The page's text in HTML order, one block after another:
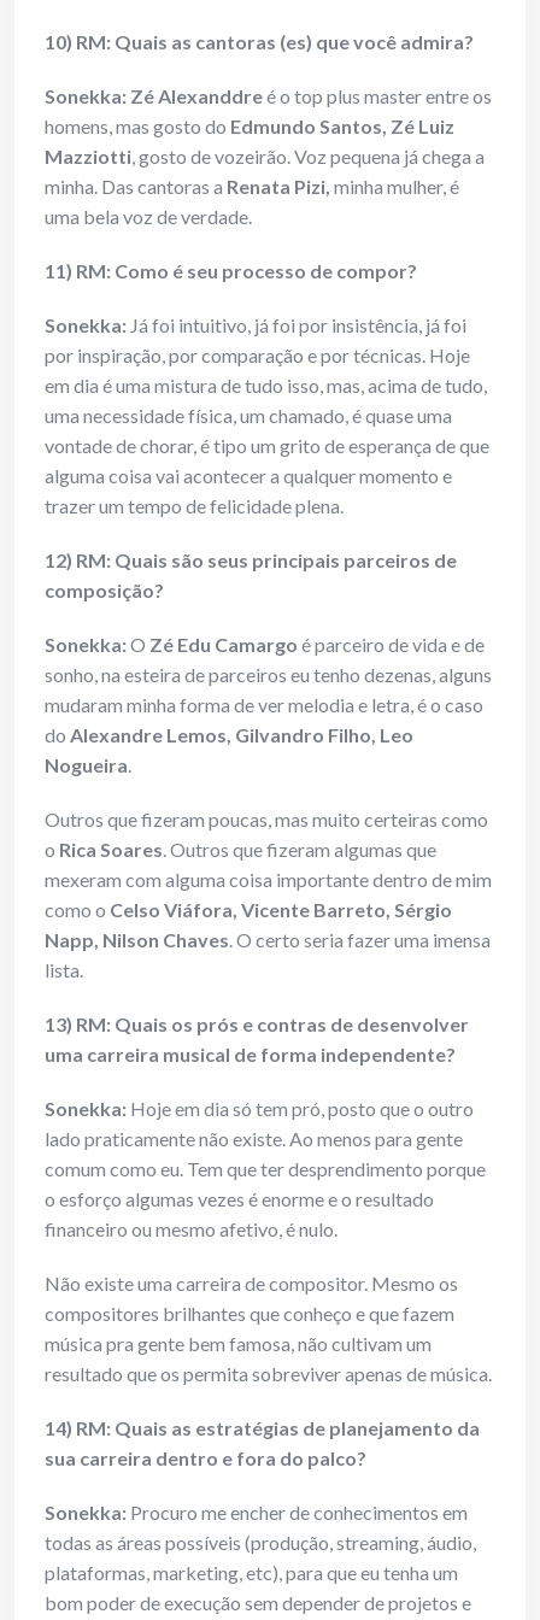
10) RM: Quais as cantoras (es) que você admira?
Sonekka: Zé Alexanddreé o top plus master entre os
homens, mas gosto do Edmundo Santos, Zé Luiz
Mazziotti, gosto de vozeirão. Voz pequena já chega a
minha. Das cantoras a Renata Pizi, minha mulher, é
uma bela voz de verdade.
11) RM: Como é seu processo de compor?
Sonekka: Já foi intuitivo, já foi por insistência, já foi
por inspiração, por comparação e por técnicas. Hoje
em dia é uma mistura de tudo isso, mas, acima de tudo,
uma necessidade física, um chamado, é quase uma
vontade de chorar, é tipo um grito de esperança de que
alguma coisa vai acontecer a qualquer momento e
trazer um tempo de felicidade plena.
12) RM: Quais são seus principais parceiros de
composição?
Sonekka:O Zé Edu Camargo é parceiro de vida e de
sonho, na esteira de parceiros eu tenho dezenas, alguns
mudaram minha forma de ver melodia e letra, é o caso
do Alexandre Lemos, Gilvandro Filho, Leo
Nogueira.
Outros que fizeram poucas, mas muito certeiras como
o Rica Soares. Outros que fizeram algumas que
mexeram com alguma coisa importante dentro de mim
como o Celso Viáfora, Vicente Barreto, Sérgio
Napp, Nilson Chaves. O certo seria fazer uma imensa
lista.
13) RM: Quais os prós e contras de desenvolver
uma carreira musical de forma independente?
Sonekka: Hoje em dia só tem pró, posto que o outro
lado praticamente não existe. Ao menos para gente
comum como eu. Tem que ter desprendimento porque
o esforço algumas vezes é enorme e o resultado
financeiro ou mesmo afetivo, é nulo.
Não existe uma carreira de compositor. Mesmo os
compositores brilhantes que conheço e que fazem
música pra gente bem famosa, não cultivam um
resultado que os permita sobreviver apenas de música.
14) RM: Quais as estratégias de planejamento da
sua carreira dentro e fora do palco?
Sonekka: Procuro me encher de conhecimentos em
todas as áreas possíveis (produção, streaming, áudio,
plataformas, marketing, etc), para que eu tenha um
bom poder de execução sem depender de projetos e